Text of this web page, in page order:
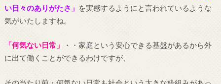
い日々のありがたさ」 を実感するようにと言われているような
気がいたしますね。
「何気ない日常」
・・家庭という安心できる基盤があるから外
に出て働くことができるわけですが、